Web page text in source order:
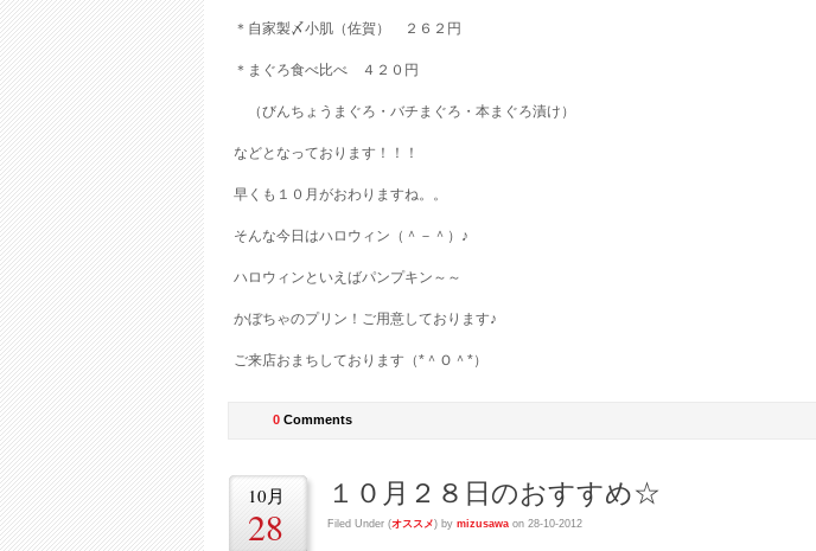
＊自家製〆小肌（佐賀） ２６２円
＊まぐろ食べ比べ ４２０円
（びんちょうまぐろ・バチまぐろ・本まぐろ漬け）
などとなっております！！！
早くも１０月がおわりますね。。
そんな今日はハロウィン（＾－＾）♪
ハロウィンといえばパンプキン～～
かぼちゃのプリン！ご用意しております♪
ご来店おまちしております（*＾Ｏ＾*）
0 Comments
10月
28
１０月２８日のおすすめ☆
Filed Under (オススメ) by mizusawa on 28-10-2012